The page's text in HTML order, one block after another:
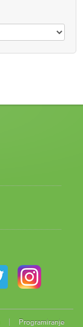
Programiranje